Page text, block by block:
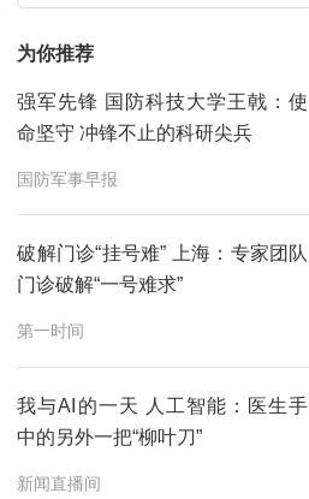
14:30
15:00 24小时
16:00 午夜新闻
16:30 高端访谈
为你推荐
强军先锋 国防科技大学王戟：使
命坚守 冲锋不止的科研尖兵
国防军事早报
破解门诊“挂号难” 上海：专家团队
门诊破解“一号难求”
第一时间
我与AI的一天 人工智能：医生手
中的另外一把“柳叶刀”
新闻直播间